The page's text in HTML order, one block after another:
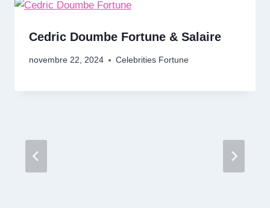
Cedric Doumbe Fortune & Salaire
novembre 22, 2024 Celebrities Fortune